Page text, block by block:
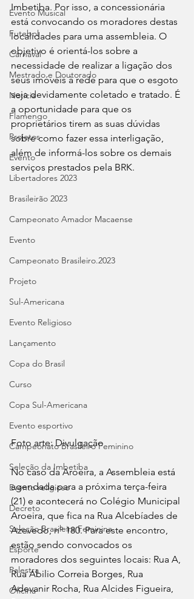
Evento Musical
Futebol
Carnaval
Mestrado e Doutorado
Notícia
Flamengo
Projetos
Evento
Libertadores 2023
Brasileirão 2023
Campeonato Amador Macaense
Evento
Campeonato Brasileiro.2023
Projeto
Sul-Americana
Evento Religioso
Lançamento
Copa do Brasil
Curso
Copa Sul-Americana
Evento esportivo
Campeonato Brasileiro Feminino
Seleção da Imbetiba
Evento religioso
Decreto
Seleção Brasileira Feminina
Esporte
Palestra
Oficina
Imbetiba. Por isso, a concessionária
está convocando os moradores destas
localidades para uma assembleia. O
objetivo é orientá-los sobre a
necessidade de realizar a ligação dos
seus imóveis à rede para que o esgoto
seja devidamente coletado e tratado. É
a oportunidade para que os
proprietários tirem as suas dúvidas
sobre como fazer essa interligação,
além de informá-los sobre os demais
serviços prestados pela BRK.
Foto arte: Divulgação
No caso da Aroeira, a Assembleia está
agendada para a próxima terça-feira
(21) e acontecerá no Colégio Municipal
Aroeira, que fica na Rua Alcebíades de
Azevedo, nº 180. Para este encontro,
estão sendo convocados os
moradores dos seguintes locais: Rua A,
Rua Abilio Correia Borges, Rua
Adevanir Rocha, Rua Alcides Figueira,